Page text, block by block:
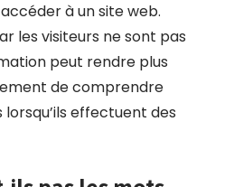
à un site web.
les visiteurs ne sont pas
peut rendre plus
de comprendre
effectuent des